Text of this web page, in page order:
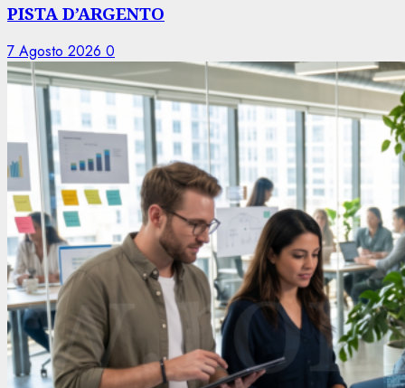
PISTA D’ARGENTO
7 Agosto 2026 0